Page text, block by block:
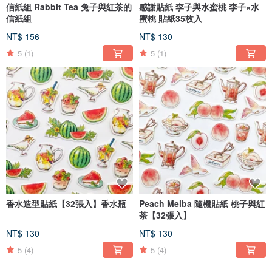
信紙組 Rabbit Tea 兔子與紅茶的
信紙組
NT$ 156
5 (1)
感謝貼紙 李子與水蜜桃 李子×水
蜜桃 貼紙35枚入
NT$ 130
5 (1)
香水造型貼紙【32張入】香水瓶
NT$ 130
5 (4)
Peach Melba 隨機貼紙 桃子與紅
茶【32張入】
NT$ 130
5 (4)